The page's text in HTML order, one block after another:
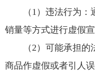
（1）违法行为
销量等方式进行虚假
（2）可能承担
商品作虚假或者引人